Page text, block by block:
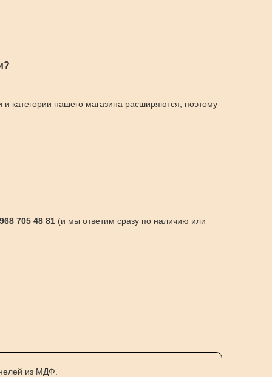
и категории нашего магазина расширяются, поэтому
705 48 81 (и мы ответим сразу по наличию или
из МДФ.